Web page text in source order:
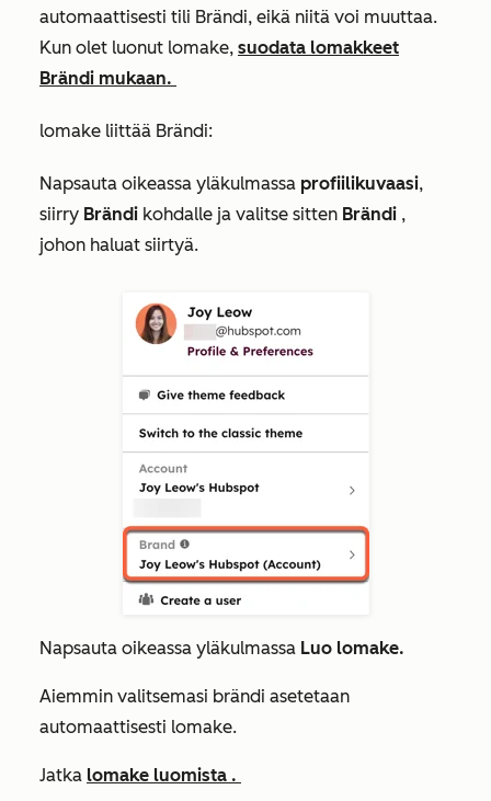
automaattisesti tili Brändi, eikä niitä voi muuttaa.
Kun olet luonut lomake, suodata lomakkeet
Brändi mukaan.
lomake liittää Brändi:
Napsauta oikeassa yläkulmassa profiilikuvaasi,
siirry Brändi kohdalle ja valitse sitten Brändi ,
johon haluat siirtyä.
Napsauta oikeassa yläkulmassa Luo lomake.
Aiemmin valitsemasi brändi asetetaan
automaattisesti lomake.
Jatka lomake luomista .